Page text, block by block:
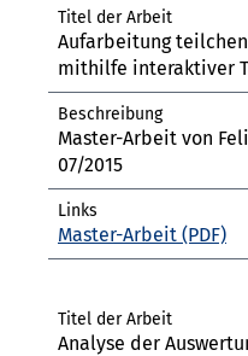
Aufarbeitung
mithilfe interaktiver
Master-Arbeit von
07/2015
Master-Arbeit
Analyse der